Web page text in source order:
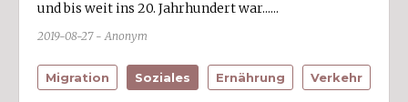
und bis weit ins 20. Jahrhundert war......
2019-08-27 - Anonym
Migration Soziales Ernährung Verkehr